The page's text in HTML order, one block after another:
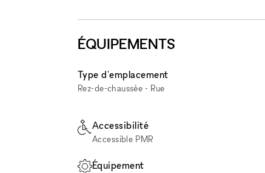
ÉQUIPEMENTS
Type d'emplacement
Rez-de-chaussée - Rue
Accessibilité
Accessible PMR
Équipement